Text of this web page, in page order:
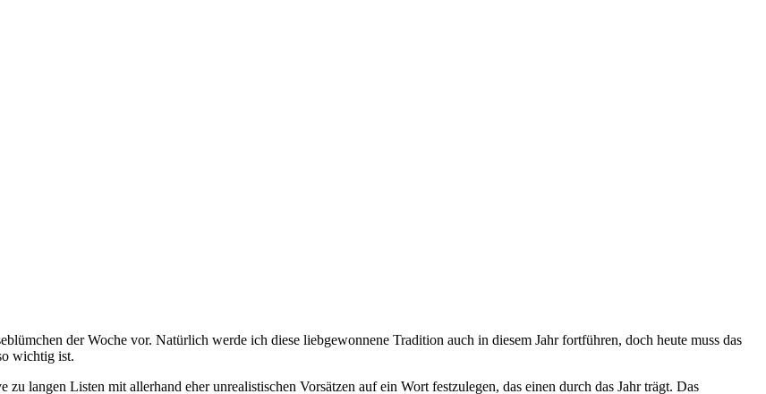
der Woche vor. Natürlich werde ich diese liebgewonnene Tradition auch in diesem Jahr fortführen, doch heute muss das
wichtig ist.
zu langen Listen mit allerhand eher unrealistischen Vorsätzen auf ein Wort festzulegen, das einen durch das Jahr trägt. Das